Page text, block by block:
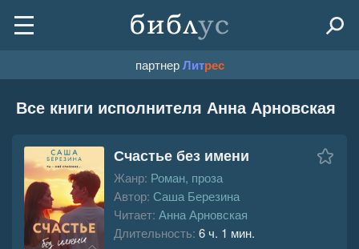
партнерЛитрес
Все книги исполнителя Анна Арновская
Счастье без имени
Жанр: Роман, проза
Автор: Саша Березина
Читает: Анна Арновская
Длительность: 6 ч. 1 мин.